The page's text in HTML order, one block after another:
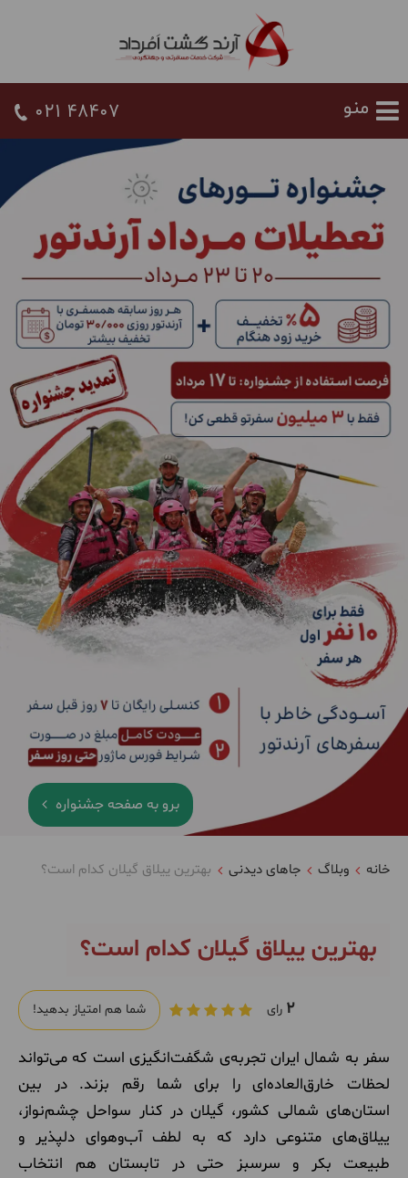
021 48407
برو به صفحه جشنواره
خانه وبلاگ جاهای دیدنی بهترین ییلاق گیلان کدام است؟
بهترین ییلاق گیلان کدام است؟
2 رای شما هم امتیاز بدهید!
سفر به شمال ایران تجربه‌ی شگفت‌انگیزی است که می‌تواند
لحظات خارق‌العاده‌ای را برای شما رقم بزند. در بین
استان‌های شمالی کشور، گیلان در کنار سواحل چشم‌نواز،
ییلاق‌های متنوعی دارد که به لطف آب‌وهوای دلپذیر و
طبیعت بکر و سرسبز حتی در تابستان هم انتخاب